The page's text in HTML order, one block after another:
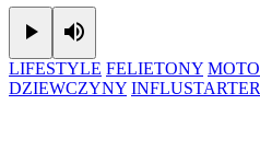
Play
LIFESTYLE FELIETONY MOTO
DZIEWCZYNY INFLUSTARTER